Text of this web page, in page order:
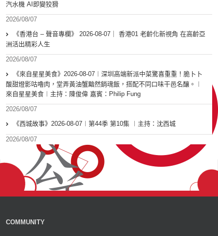
汽水機 AI即變狡猾
2026/08/07
《香港台 – 聲音專欄》 2026-08-07｜ 香港01 老齡化新視角 在高齡亞
洲活出精彩人生
2026/08/07
《來自星星美食》2026-08-07︱深圳高端新派中菜驚喜重重！脆卜卜
酸甜燈影咕嚕肉，堂弄黃油蟹黯然銷魂飯，搭配不同口味干邑名釀。︱
來自星星美食︱主持：陳俊偉 嘉賓：Philip Fung
2026/08/07
《西城故事》2026-08-07︱第44季 第10集 ︱主持：沈西城
2026/08/07
COMMUNITY